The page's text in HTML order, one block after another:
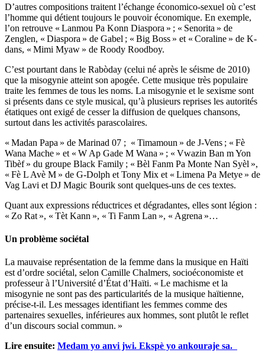
D’autres compositions traitent l’échange économico-sexuel où c’est
l’homme qui détient toujours le pouvoir économique. En exemple,
l’on retrouve « Lanmou Pa Konn Diaspora » ; « Senorita » de
Zenglen, « Diaspora » de Gabel ; « Big Boss » et « Coraline » de K-
dans, « Mimi Myaw » de Roody Roodboy.
C’est pourtant dans le Rabòday (celui né après le séisme de 2010)
que la misogynie atteint son apogée. Cette musique très populaire
traite les femmes de tous les noms. La misogynie et le sexisme sont
si présents dans ce style musical, qu’à plusieurs reprises les autorités
étatiques ont exigé de cesser la diffusion de quelques chansons,
surtout dans les activités parascolaires.
« Madan Papa » de Marinad 07 ; « Timamoun » de J-Vens ; « Fè
Wana Mache » et « W Ap Gade M Wana » ; « Vwazin Ban m Yon
Tibèf » du groupe Black Family ; « Bèl Fanm Pa Monte Nan Syèl »,
« Fè L Avè M » de G-Dolph et Tony Mix et « Limena Pa Metye » de
Vag Lavi et DJ Magic Bourik sont quelques-uns de ces textes.
Quant aux expressions réductrices et dégradantes, elles sont légion :
« Zo Rat », « Tèt Kann », « Ti Fanm Lan », « Agrena »…
Un problème sociétal
La mauvaise représentation de la femme dans la musique en Haïti
est d’ordre sociétal, selon Camille Chalmers, socioéconomiste et
professeur à l’Université d’État d’Haïti. « Le machisme et la
misogynie ne sont pas des particularités de la musique haïtienne,
précise-t-il. Les messages identifiant les femmes comme des
partenaires sexuelles, inférieures aux hommes, sont plutôt le reflet
d’un discours social commun. »
Lire ensuite: Medam yo anvi jwi. Ekspè yo ankouraje sa.